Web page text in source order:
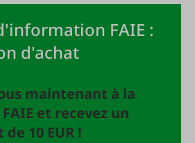
FAIE :
d'achat
maintenant à la
et recevez un
10 EUR !